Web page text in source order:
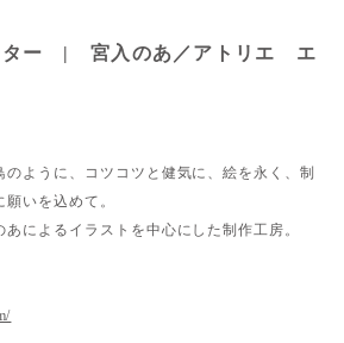
ター | 宮入のあ／アトリエ エ
ように、コツコツと健気に、絵を永く、制
いを込めて。
によるイラストを中心にした制作工房。